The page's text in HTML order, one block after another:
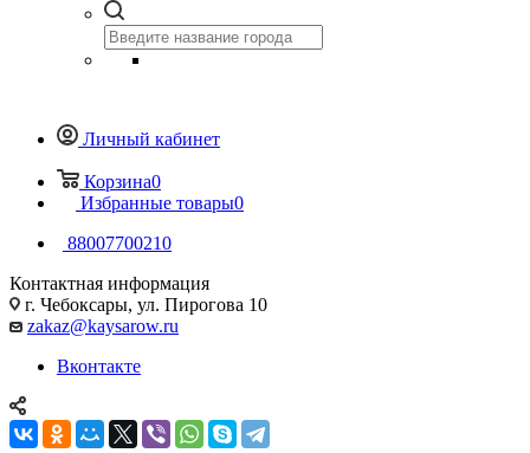
Личный кабинет
Корзина0
Избранные товары0
88007700210
Контактная информация
г. Чебоксары, ул. Пирогова 10
zakaz@kaysarow.ru
Вконтакте